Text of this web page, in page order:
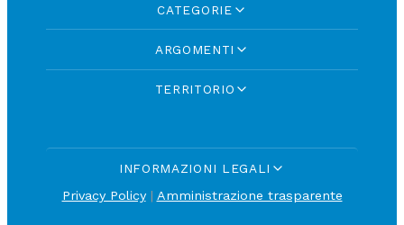
CATEGORIE
ARGOMENTI
TERRITORIO
INFORMAZIONI LEGALI
Privacy Policy| Amministrazione trasparente